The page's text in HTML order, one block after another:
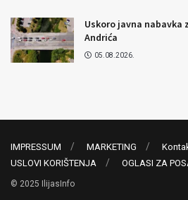
Uskoro javna nabavka
Andrića
05.08.2026.
IMPRESSUM MARKETING
USLOVI KORIŠTENJA
OGLASI ZA
© 2025 IlijasInfo